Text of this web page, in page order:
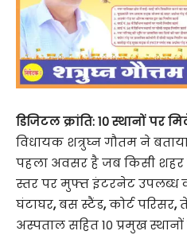
डिजिटल क्रांति: 10 स्थानों पर
विधायक शत्रुघ्न गौतम ने
पहला अवसर है जब किसी
स्तर पर मुफ्त इंटरनेट उपलब्ध
घंटाघर,बस स्टैंड,कोर्ट परिसर,
अस्पताल सहित 10 प्रमुख